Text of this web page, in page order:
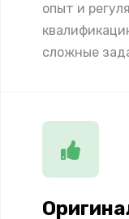
опыт и
сложные